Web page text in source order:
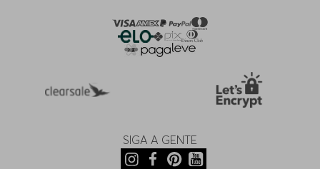
SIGA A GENTE